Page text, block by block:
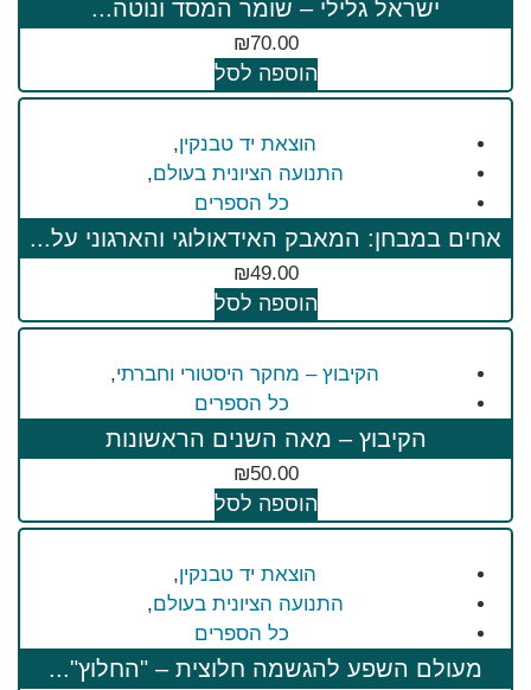
ישראל גלילי – שומר המסד ונוטה...
₪70.00
הוספה לסל
הוצאת יד טבנקין,
התנועה הציונית בעולם,
כל הספרים
אחים במבחן: המאבק האידאולוגי והארגוני על...
₪49.00
הוספה לסל
הקיבוץ – מחקר היסטורי וחברתי,
כל הספרים
הקיבוץ – מאה השנים הראשונות
₪50.00
הוספה לסל
הוצאת יד טבנקין,
התנועה הציונית בעולם,
כל הספרים
מעולם השפע להגשמה חלוצית – "החלוץ"...